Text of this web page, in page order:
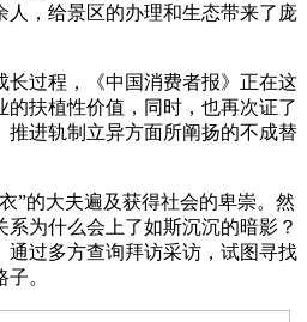
人，给景区的办理和生态带来了庞
过程，《中国消费者报》正在这
扶植性价值，同时，也再次证了
推进轨制立异方面所阐扬的不成替
的大夫遍及获得社会的卑崇。然
为什么会上了如斯沉沉的暗影？
通过多方查询拜访采访，试图寻找
。